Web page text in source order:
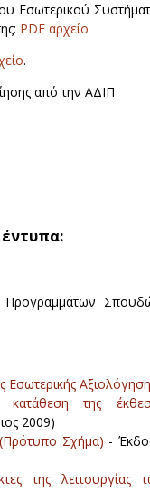
Εσωτερικού
PDF αρχείο
.
από την ΑΔΙΠ
Προγραμμάτων
Εσωτερικής
κατάθεση της
2009)
Σχήμα) -
της λειτουργίας